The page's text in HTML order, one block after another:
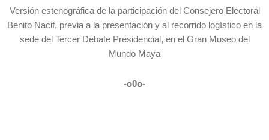
Versión estenográfica de la participación del Consejero Electoral
Benito Nacif, previa a la presentación y al recorrido logístico en la
sede del Tercer Debate Presidencial, en el Gran Museo del
Mundo Maya
-o0o-